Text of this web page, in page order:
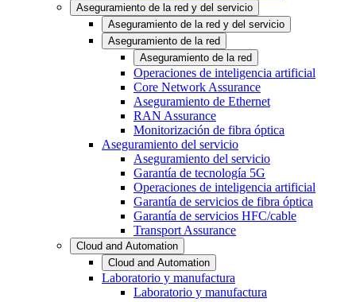
Aseguramiento de la red y del servicio
Aseguramiento de la red y del servicio
Aseguramiento de la red
Aseguramiento de la red
Operaciones de inteligencia artificial
Core Network Assurance
Aseguramiento de Ethernet
RAN Assurance
Monitorización de fibra óptica
Aseguramiento del servicio
Aseguramiento del servicio
Garantía de tecnología 5G
Operaciones de inteligencia artificial
Garantía de servicios de fibra óptica
Garantía de servicios HFC/cable
Transport Assurance
Cloud and Automation
Cloud and Automation
Laboratorio y manufactura
Laboratorio y manufactura